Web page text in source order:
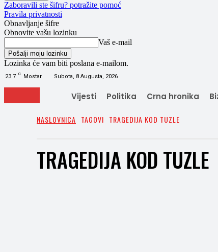
Zaboravili ste šifru? potražite pomoć
Pravila privatnosti
Obnavljanje šifre
Obnovite vašu lozinku
Vaš e-mail
Lozinka će vam biti poslana e-mailom.
23.7 C Mostar Subota, 8 Augusta, 2026
Vijesti Politika Crna hronika
NASLOVNICA TAGOVI TRAGEDIJA KOD TUZLE
TRAGEDIJA KOD TUZLE